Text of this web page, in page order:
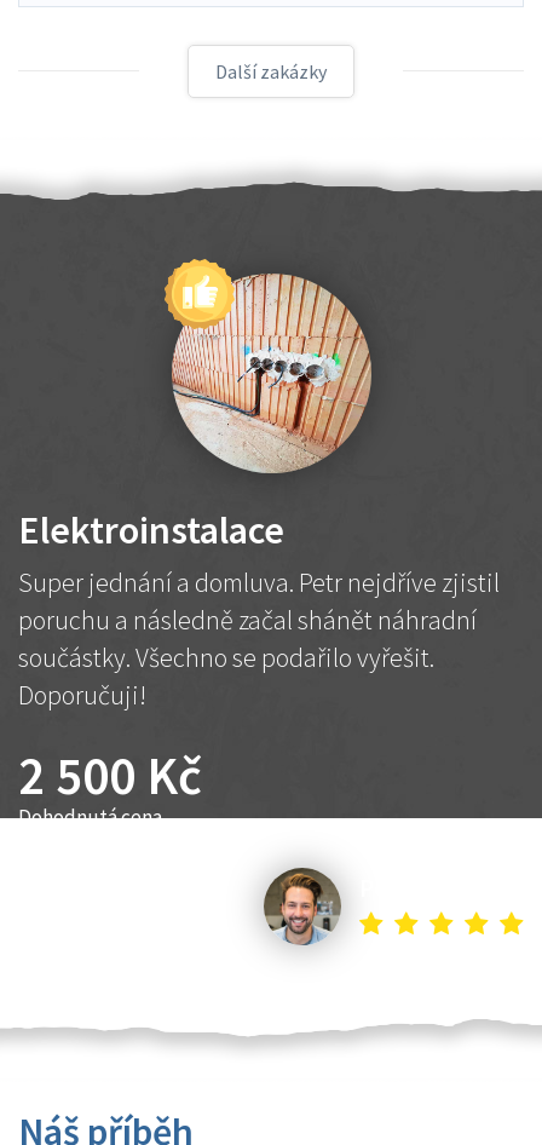
Další zakázky
Elektroinstalace
Super jednání a domluva. Petr nejdříve zjistil
poruchu a následně začal shánět náhradní
součástky. Všechno se podařilo vyřešit.
Doporučuji!
2 500 Kč
Dohodnutá cena
Náš příběh